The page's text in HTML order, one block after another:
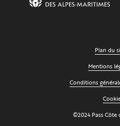
Plan du
Mentions
Conditions
©2024 Pass Côte